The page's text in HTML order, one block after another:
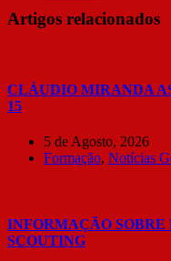
Artigos relacionados
CLÁUDIO MIRANDA
15
5 de Agosto, 2026
Formação, Notícias
INFORMAÇÃO SOBRE
SCOUTING